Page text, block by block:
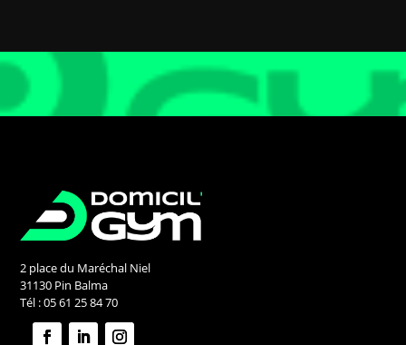
2 place du Maréchal Niel
31130 Pin Balma
Tél : 05 61 25 84 70